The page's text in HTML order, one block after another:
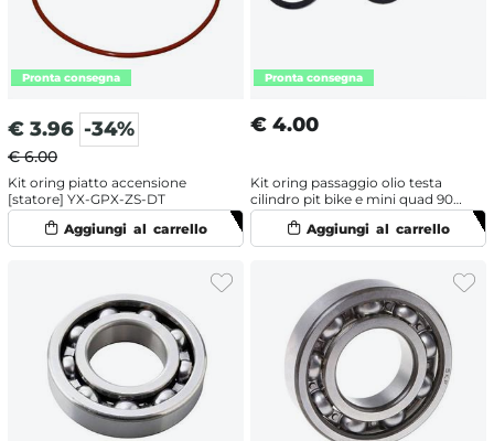
€ 3.96 -34%
€ 6.00
Kit oring piatto accensione
[statore] YX-GPX-ZS-DT
€ 4.00
Kit oring passaggio olio testa
cilindro pit bike e mini quad 90-
110-125 cc